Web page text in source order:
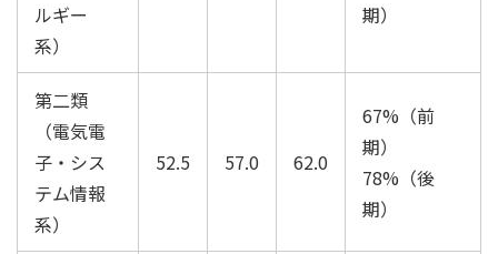
ルギー
系）
期）
第二類
（電気電
子・シス
テム情報
系）
52.5 57.0 62.0
67%（前
期）
78%（後
期）